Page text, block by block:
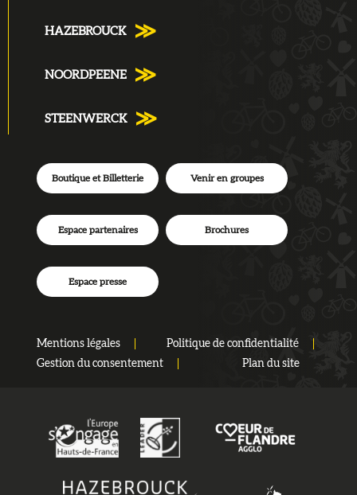
HAZEBROUCK
NOORDPEENE
STEENWERCK
Mentions légales
Politique de confidentialité
Gestion du consentement
Plan du site
Boutique et Billetterie Venir en groupes
Espace partenaires Brochures
Espace presse